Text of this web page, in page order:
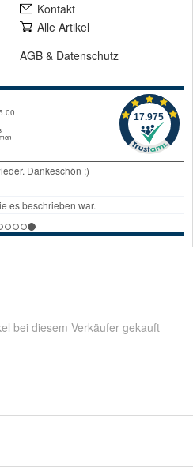
Kontakt
Alle Artikel
AGB & Datenschutz
bei diesem Verkäufer gekauft